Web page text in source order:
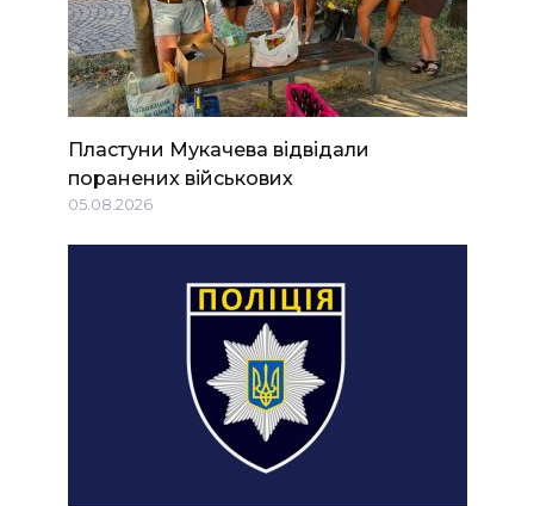
Пластуни Мукачева відвідали
поранених військових
05.08.2026